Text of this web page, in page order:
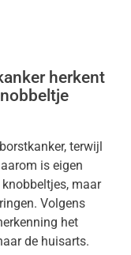
herkent
terwijl
is eigen
maar
Volgens
het
de huisarts.